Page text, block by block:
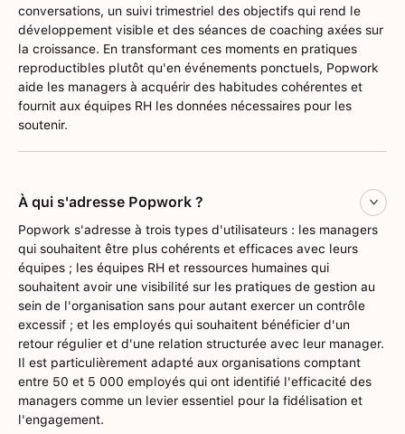
conversations, un suivi trimestriel des objectifs qui rend le
développement visible et des séances de coaching axées sur
la croissance. En transformant ces moments en pratiques
reproductibles plutôt qu'en événements ponctuels, Popwork
aide les managers à acquérir des habitudes cohérentes et
fournit aux équipes RH les données nécessaires pour les
soutenir.
À qui s'adresse Popwork ?
Popwork s'adresse à trois types d'utilisateurs : les managers
qui souhaitent être plus cohérents et efficaces avec leurs
équipes ; les équipes RH et ressources humaines qui
souhaitent avoir une visibilité sur les pratiques de gestion au
sein de l'organisation sans pour autant exercer un contrôle
excessif ; et les employés qui souhaitent bénéficier d'un
retour régulier et d'une relation structurée avec leur manager.
Il est particulièrement adapté aux organisations comptant
entre 50 et 5 000 employés qui ont identifié l'efficacité des
managers comme un levier essentiel pour la fidélisation et
l'engagement.